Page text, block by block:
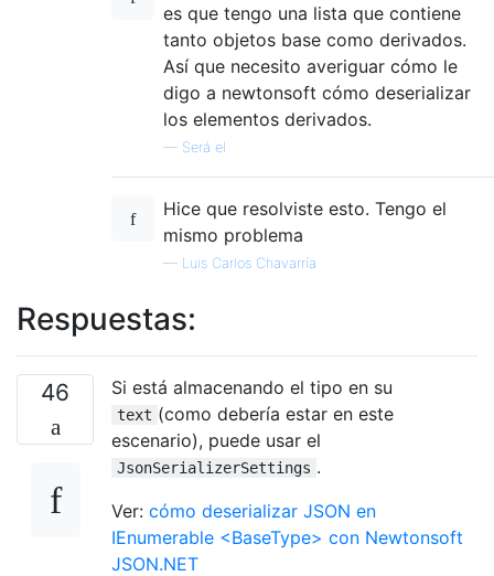
es que tengo una lista que contiene
tanto objetos base como derivados.
Así que necesito averiguar cómo le
digo a newtonsoft cómo deserializar
los elementos derivados.
— Será el
Hice que resolviste esto. Tengo el
mismo problema
— Luis Carlos Chavarría
Respuestas:
46 Si está almacenando el tipo en su
text (como debería estar en este
escenario), puede usar el
JsonSerializerSettings .
Ver: cómo deserializar JSON en
IEnumerable <BaseType> con Newtonsoft
JSON.NET